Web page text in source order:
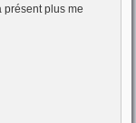
présent plus me